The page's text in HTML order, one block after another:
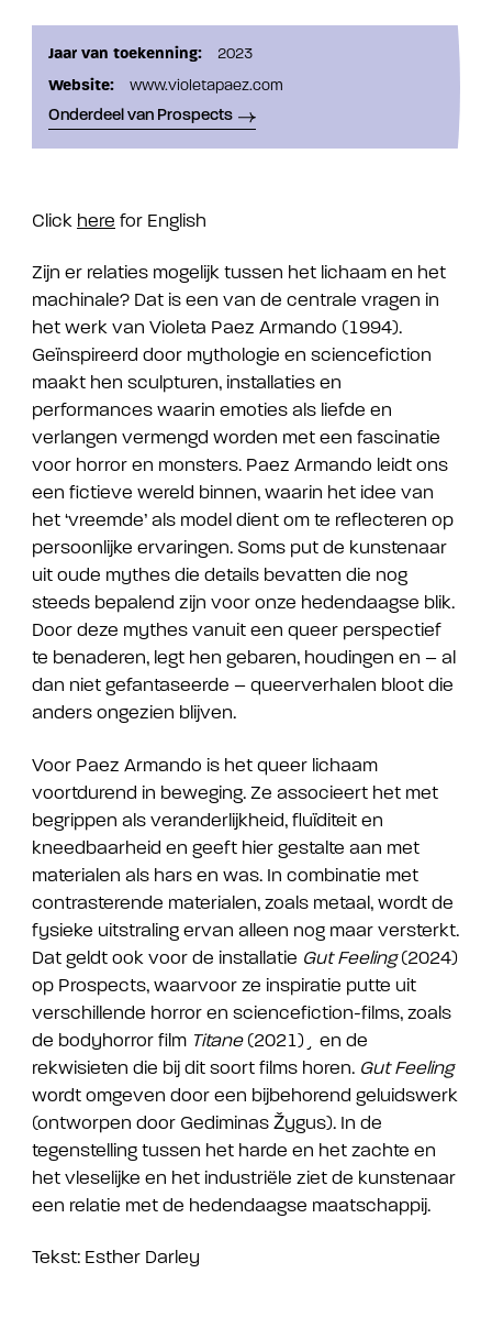
Jaar van toekenning:
2023
Website:
www.violetapaez.com
Onderdeel van Prospects
Click here for English
Zijn er relaties mogelijk tussen het lichaam en het
machinale? Dat is een van de centrale vragen in
het werk van Violeta Paez Armando (1994).
Geïnspireerd door mythologie en sciencefiction
maakt hen sculpturen, installaties en
performances waarin emoties als liefde en
verlangen vermengd worden met een fascinatie
voor horror en monsters. Paez Armando leidt ons
een fictieve wereld binnen, waarin het idee van
het ‘vreemde’ als model dient om te reflecteren op
persoonlijke ervaringen. Soms put de kunstenaar
uit oude mythes die details bevatten die nog
steeds bepalend zijn voor onze hedendaagse blik.
Door deze mythes vanuit een queer perspectief
te benaderen, legt hen gebaren, houdingen en – al
dan niet gefantaseerde – queerverhalen bloot die
anders ongezien blijven.
Voor Paez Armando is het queer lichaam
voortdurend in beweging. Ze associeert het met
begrippen als veranderlijkheid, fluïditeit en
kneedbaarheid en geeft hier gestalte aan met
materialen als hars en was. In combinatie met
contrasterende materialen, zoals metaal, wordt de
fysieke uitstraling ervan alleen nog maar versterkt.
Dat geldt ook voor de installatie Gut Feeling(2024)
op Prospects, waarvoor ze inspiratie putte uit
verschillende horror en sciencefiction-films, zoals
de bodyhorror film Titane (2021)¸ en de
rekwisieten die bij dit soort films horen. Gut Feeling
wordt omgeven door een bijbehorend geluidswerk
(ontworpen door Gediminas Žygus). In de
tegenstelling tussen het harde en het zachte en
het vleselijke en het industriële ziet de kunstenaar
een relatie met de hedendaagse maatschappij.
Tekst: Esther Darley